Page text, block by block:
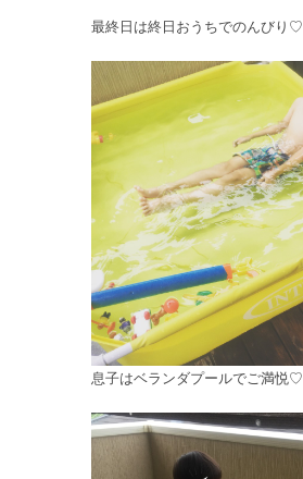
最終日は終日おうちでのんびり♡
息子はベランダプールでご満悦♡